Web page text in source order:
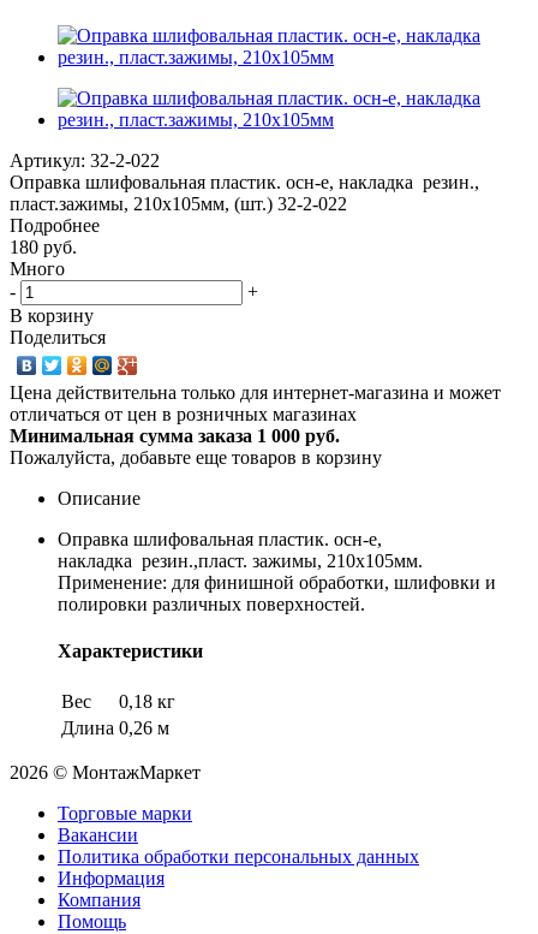
Артикул: 32-2-022
Оправка шлифовальная пластик. осн-е, накладка резин.,
пласт.зажимы, 210х105мм, (шт.) 32-2-022
Подробнее
180 руб.
Много
-
+
В корзину
Поделиться
Цена действительна только для интернет-магазина и может
отличаться от цен в розничных магазинах
Минимальная сумма заказа 1 000 руб.
Пожалуйста, добавьте еще товаров в корзину
Описание
Оправка шлифовальная пластик. осн-е,
накладка резин.,пласт. зажимы, 210х105мм.
Применение: для финишной обработки, шлифовки и
полировки различных поверхностей.
Характеристики
Вес
0,18 кг
Длина 0,26 м
2026 © МонтажМаркет
Торговые марки
Вакансии
Политика обработки персональных данных
Информация
Компания
Помощь